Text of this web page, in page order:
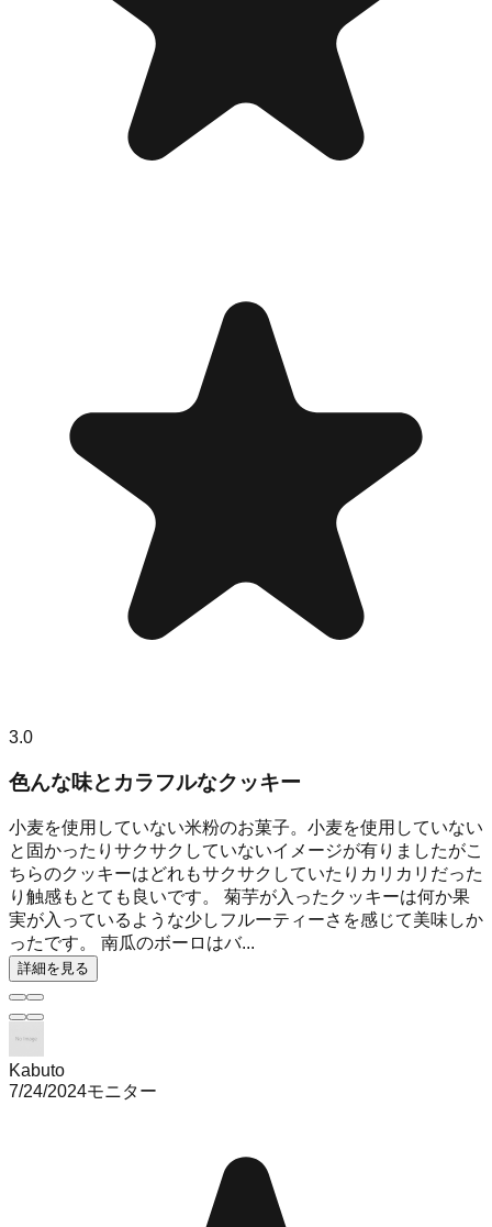
3.0
色んな味とカラフルなクッキー
小麦を使用していない米粉のお菓子。小麦を使用していない
と固かったりサクサクしていないイメージが有りましたがこ
ちらのクッキーはどれもサクサクしていたりカリカリだった
り触感もとても良いです。 菊芋が入ったクッキーは何か果
実が入っているような少しフルーティーさを感じて美味しか
ったです。 南瓜のボーロはバ...
詳細を見る
Kabuto
7/24/2024モニター